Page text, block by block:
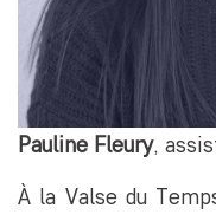
Pauline Fleury,
À la Valse du